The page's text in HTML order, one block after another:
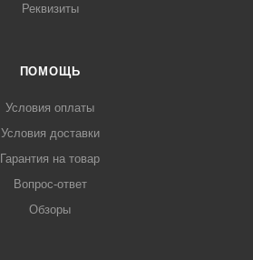
Реквизиты
ПОМОЩЬ
Условия оплаты
Условия доставки
Гарантия на товар
Вопрос-ответ
Обзоры